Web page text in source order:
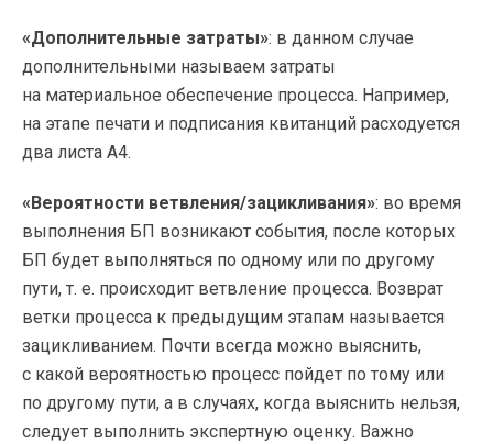
«Дополнительные затраты»: в данном случае
дополнительными называем затраты
на материальное обеспечение процесса. Например,
на этапе печати и подписания квитанций расходуется
два листа А4.
«Вероятности ветвления/зацикливания»: во время
выполнения БП возникают события, после которых
БП будет выполняться по одному или по другому
пути, т. е. происходит ветвление процесса. Возврат
ветки процесса к предыдущим этапам называется
зацикливанием. Почти всегда можно выяснить,
с какой вероятностью процесс пойдет по тому или
по другому пути, а в случаях, когда выяснить нельзя,
следует выполнить экспертную оценку. Важно